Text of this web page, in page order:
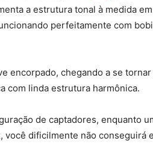
a estrutura tonal à medida
perfeitamente com
encorpado, chegando a se
com linda estrutura harmônica.
de captadores, enquanto
dificilmente não conseguirá